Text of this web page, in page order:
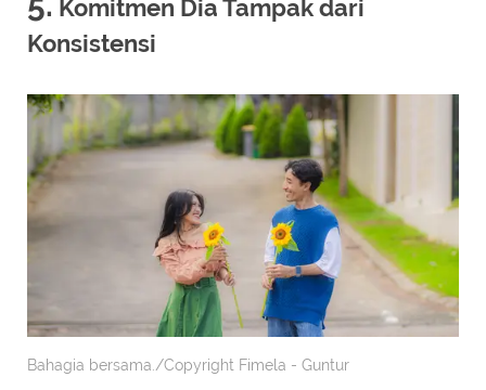
Komitmen Dia Tampak dari
Konsistensi
Bahagia bersama./Copyright Fimela - Guntur